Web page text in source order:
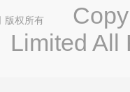
版权所有
Limited All